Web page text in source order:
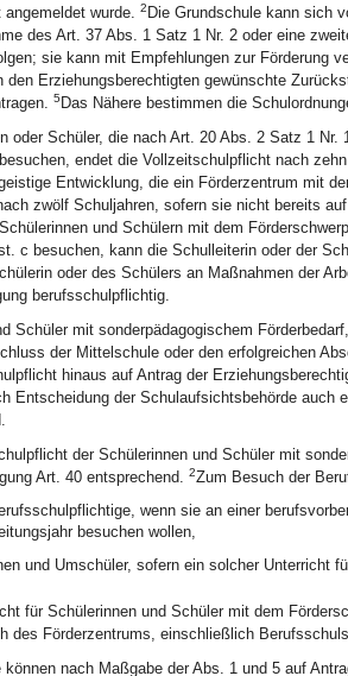
wurde. 2 Die Grundschule kann sich
des Art. 37 Abs. 1 Satz 1 Nr. 2 oder eine
sie kann mit Empfehlungen zur Förderung
den Erziehungsberechtigten gewünschte
5 Das Nähere bestimmen die
oder Schüler, die nach Art. 20 Abs. 2 Satz 1
endet die Vollzeitschulpflicht nach
Entwicklung, die ein Förderzentrum mit
zwölf Schuljahren, sofern sie nicht bereits
und Schülern mit dem
c besuchen, kann die Schulleiterin oder der
oder des Schülers an Maßnahmen der
berufsschulpflichtig.
Schüler mit sonderpädagogischem
der Mittelschule oder den erfolgreichen
hinaus auf Antrag der
Entscheidung der Schulaufsichtsbehörde auch
der Schülerinnen und Schüler mit
Art. 40 entsprechend. 2Zum Besuch der
wenn sie an einer
besuchen wollen,
und Umschüler, sofern ein solcher Unterricht
für Schülerinnen und Schüler mit dem
des Förderzentrums, einschließlich
nach Maßgabe der Abs. 1 und 5 auf